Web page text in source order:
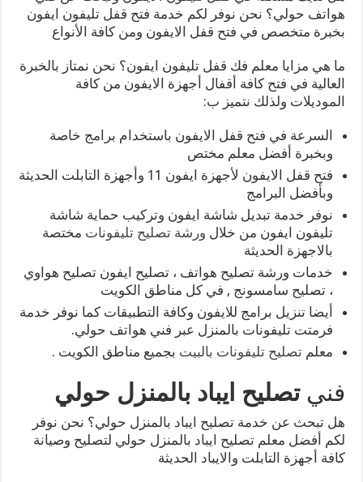
هواتف حولي؟ نحن نوفر لكم خدمة فتح قفل تليفون ايفون
بخبرة متخصص في فتح قفل الايفون ومن كافة الأنواع
ما هي مزايا معلم فك قفل تليفون ايفون؟ نحن نمتاز بالخبرة
العالية في فتح كافة أقفال أجهزة الايفون من كافة
الموديلات ولذلك نتميز ب:
السرعة في فتح قفل الايفون باستخدام برامج خاصة
وبخبرة أفضل معلم مختص
فتح قفل الايفون لأجهزة ايفون 11 وأجهزة التابلت الحديثة
وبأفضل البرامج
نوفر خدمة تبديل شاشة ايفون وتركيب حماية شاشة
تليفون ايفون من خلال ورشة تصليح تليفونات مختصة
بالاجهزة الحديثة
خدمات ورشة تصليح هواتف ، تصليح ايفون تصليح هواوي
، تصليح سامسونج , في كل مناطق الكويت
أيضا تنزيل برامج للايفون وكافة التطبيقات كما نوفر خدمة
فرمتت تليفونات بالمنزل عبر فني هواتف حولي.
معلمتصليح تليفونات بالبيت بجميع مناطق الكويت .
فنيتصليح ايباد بالمنزل حولي
هل تبحث عن خدمة تصليح ايباد بالمنزل حولي؟ نحن نوفر
لكم أفضل معلم تصليح ايباد بالمنزل حولي لتصليح وصيانة
كافة أجهزة التابلت والايباد الحديثة